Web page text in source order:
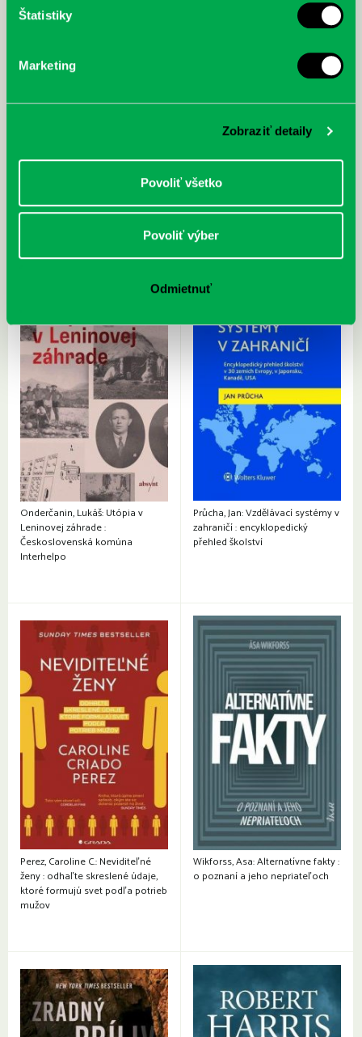
Štatistiky
Marketing
Zobraziť detaily
Povoliť všetko
Povoliť výber
Odmietnuť
Silberman, Steve: NeuroKmene :
príbehy autizmu a neurodiverzity
Šťastný, Karol: Vtáky Česka a
Slovenska : Ottov obrazový atlas
Onderčanin, Lukáš: Utópia v
Leninovej záhrade :
Československá komúna
Interhelpo
Průcha, Jan: Vzdělávací systémy v
zahraničí : encyklopedický
přehled školství
Perez, Caroline C.: Neviditeľné
ženy : odhaľte skreslené údaje,
ktoré formujú svet podľa potrieb
mužov
Wikforss, Asa: Alternatívne fakty :
o poznaní a jeho nepriateľoch